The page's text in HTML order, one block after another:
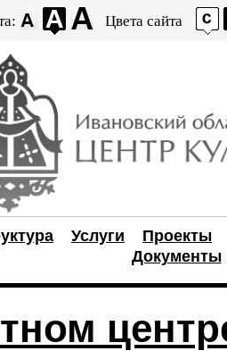
Цвета сайта
Услуги
Проекты
Документы